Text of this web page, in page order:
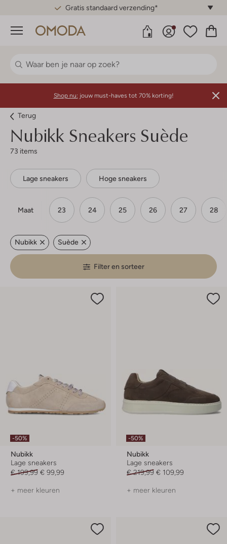
Gratis standaard verzending*
Menu
Shop nu: jouw must-haves tot 70% korting!
Terug
Nubikk Sneakers Suède
73 items
Lage sneakers Hoge sneakers
Maat 23 24 25 26 27 28
Nubikk Suède
Filter en sorteer
-50%
Nubikk
Lage sneakers
€ 199,99 € 99,99
+ meer kleuren
-50%
Nubikk
Lage sneakers
€ 219,99 € 109,99
+ meer kleuren